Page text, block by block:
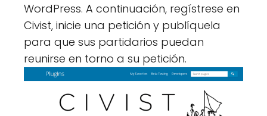
WordPress. A continuación, regístrese en
Civist, inicie una petición y publíquela
para que sus partidarios puedan
reunirse en torno a su petición.